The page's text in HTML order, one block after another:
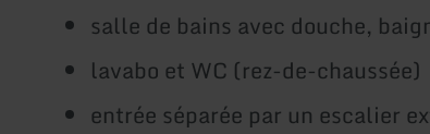
salle de bains avec douche,
lavabo et WC (rez-de-chaussée)
entrée séparée par un escalier